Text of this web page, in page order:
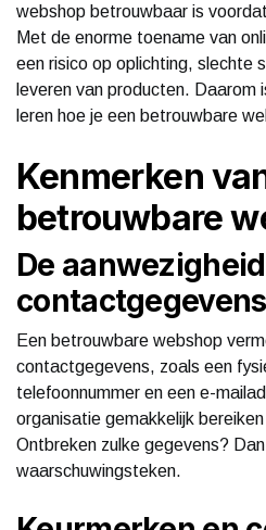
webshop betrouwbaar is
Met de enorme toename van
een risico op oplichting, slechte
leveren van producten. Daarom
leren hoe je een betrouwbare
Kenmerken
betrouwbare
De
contactgegevens
Een betrouwbare webshop
contactgegevens, zoals een
telefoonnummer en een e-
organisatie gemakkelijk
Ontbreken zulke gegevens?
waarschuwingsteken.